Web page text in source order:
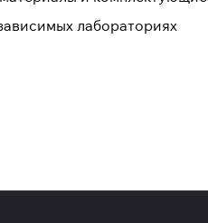
лабораториях